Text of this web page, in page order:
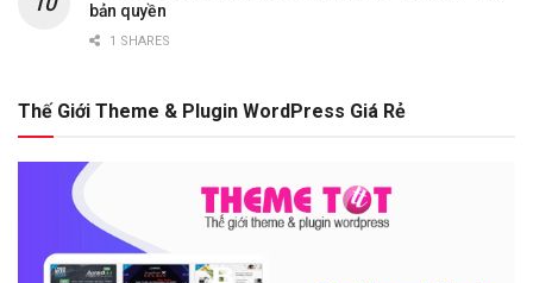
bản quyền
1 SHARES
Thế Giới Theme & Plugin WordPress Giá Rẻ